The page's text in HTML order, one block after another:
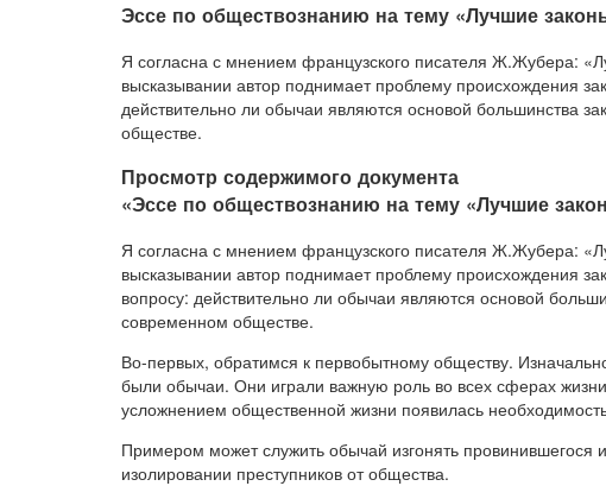
Эссе по обществознанию на тему «Лучшие
Я согласна с мнением французского писателя Ж.Жубера:
высказывании автор поднимает проблему происхождения
действительно ли обычаи являются основой большинства
обществе.
Просмотр содержимого документа
«Эссе по обществознанию на тему «Лучшие
Я согласна с мнением французского писателя Ж.Жубера:
высказывании автор поднимает проблему происхождения
вопросу: действительно ли обычаи являются основой
современном обществе.
Во-первых, обратимся к первобытному обществу.
были обычаи. Они играли важную роль во всех сферах
усложнением общественной жизни появилась
Примером может служить обычай изгонять провинившегося
изолировании преступников от общества.